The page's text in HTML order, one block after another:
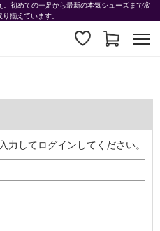
初めての一足から最新の本気シューズまで常
揃えています。
力してログインしてください。